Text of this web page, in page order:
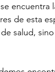
encuentra
de esta
salud,